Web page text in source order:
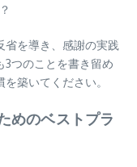
省を導き、感謝の実践
3つのことを書き留め
築いてください。
めのベストプラ